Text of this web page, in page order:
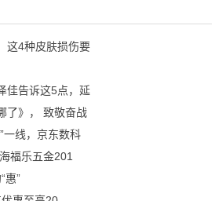
这4种皮肤损伤要
佳告诉这5点，延
了》， 致敬奋战
一线，京东数科
福乐五金201
惠”